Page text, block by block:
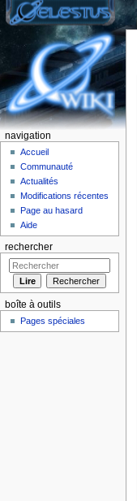
navigation
Accueil
Communauté
Actualités
Modifications récentes
Page au hasard
Aide
rechercher
boîte à outils
Pages spéciales